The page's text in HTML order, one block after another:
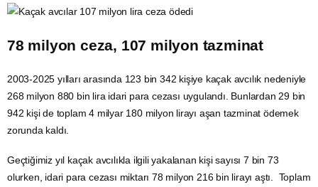
78 milyon ceza, 107 milyon tazminat
2003-2025 yılları arasında 123 bin 342 kişiye kaçak avcılık nedeniyle
268 milyon 880 bin lira idari para cezası uygulandı. Bunlardan 29 bin
942 kişi de toplam 4 milyar 180 milyon lirayı aşan tazminat ödemek
zorunda kaldı.
Geçtiğimiz yıl kaçak avcılıkla ilgili yakalanan kişi sayısı 7 bin 73
olurken, idari para cezası miktarı 78 milyon 216 bin lirayı aştı. Toplam